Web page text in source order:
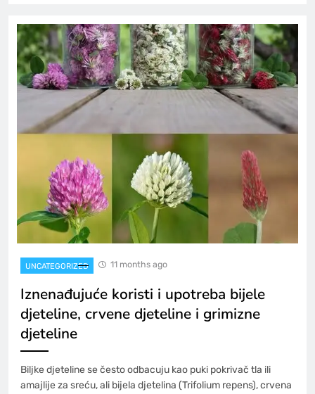
UNCATEGORIZED 11 months ago
Iznenađujuće koristi i upotreba bijele
djeteline, crvene djeteline i grimizne
djeteline
Biljke djeteline se često odbacuju kao puki pokrivač tla ili
amajlije za sreću, ali bijela djetelina (Trifolium repens), crvena